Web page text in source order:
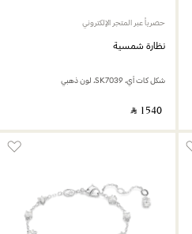
حصرياً عبر المتجر الإلكتروني
نظارة شمسية
شكل كات آي، SK7039، لون ذهبي
‎ ⃁ ⁦1540⁩ ‎